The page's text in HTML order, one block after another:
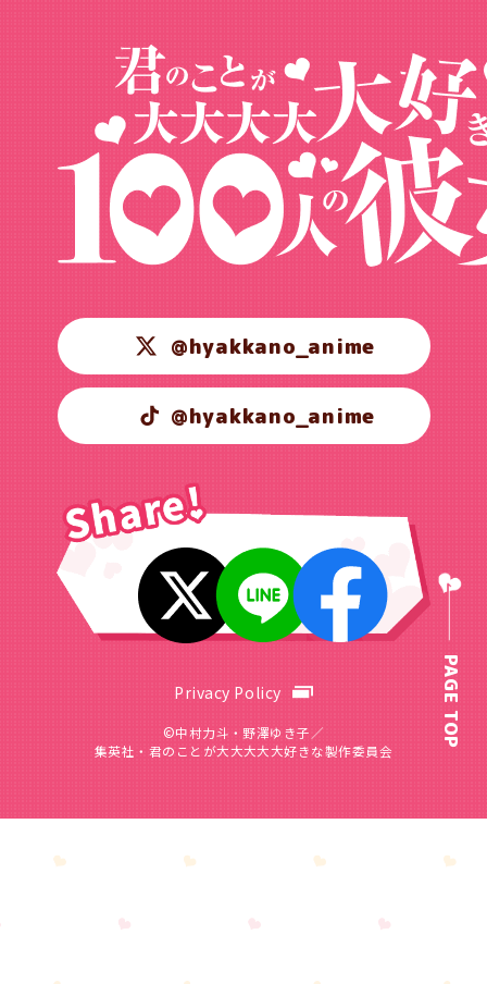
@hyakkano_anime
@hyakkano_anime
Privacy Policy
©中村力斗・野澤ゆき子／
集英社・君のことが大大大大大好きな製作委員会
PAGE TOP